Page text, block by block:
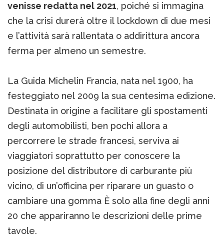
venisse redatta nel 2021, poiché si immagina
che la crisi durerà oltre il lockdown di due mesi
e l’attività sarà rallentata o addirittura ancora
ferma per almeno un semestre.
La Guida Michelin Francia, nata nel 1900, ha
festeggiato nel 2009 la sua centesima edizione.
Destinata in origine a facilitare gli spostamenti
degli automobilisti, ben pochi allora a
percorrere le strade francesi, serviva ai
viaggiatori soprattutto per conoscere la
posizione del distributore di carburante più
vicino, di un’officina per riparare un guasto o
cambiare una gomma È solo alla fine degli anni
20 che appariranno le descrizioni delle prime
tavole.